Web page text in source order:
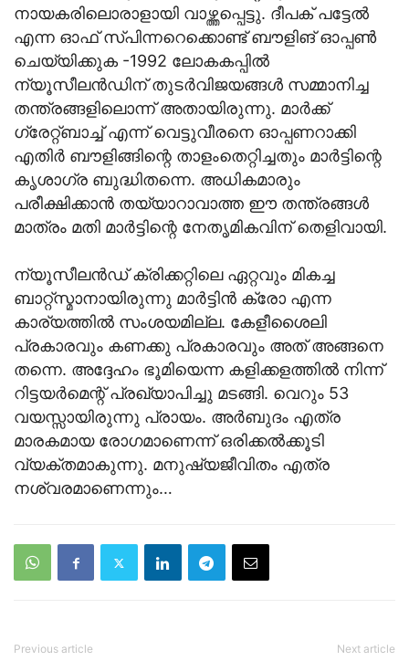
നായകരിലൊരാളായി വാഴ്ത്തപ്പെട്ടു. ദീപക് പട്ടേല്‍
എന്ന ഓഫ് സ്പിന്നറെക്കൊണ്ട് ബൗളിങ് ഓപ്പണ്‍
ചെയ്യിക്കുക -1992 ലോകകപ്പില്‍
ന്യൂസീലന്‍ഡിന് തുടര്‍വിജയങ്ങള്‍ സമ്മാനിച്ച
തന്ത്രങ്ങളിലൊന്ന് അതായിരുന്നു. മാര്‍ക്ക്
ഗ്രേറ്റ്ബാച്ച് എന്ന് വെട്ടുവീരനെ ഓപ്പണറാക്കി
എതിര്‍ ബൗളിങ്ങിന്റെ താളംതെറ്റിച്ചതും മാര്‍ട്ടിന്റെ
കൃശാഗ്ര ബുദ്ധിതന്നെ. അധികമാരും
പരീക്ഷിക്കാന്‍ തയ്യാറാവാത്ത ഈ തന്ത്രങ്ങള്‍
മാത്രം മതി മാര്‍ട്ടിന്റെ നേതൃമികവിന് തെളിവായി.
ന്യൂസീലന്‍ഡ് ക്രിക്കറ്റിലെ ഏറ്റവും മികച്ച
ബാറ്റ്സ്മാനായിരുന്നു മാര്‍ട്ടിന്‍ ക്രോ എന്ന
കാര്യത്തില്‍ സംശയമില്ല. കേളീശൈലി
പ്രകാരവും കണക്കു പ്രകാരവും അത് അങ്ങനെ
തന്നെ. അദ്ദേഹം ഭൂമിയെന്ന കളിക്കളത്തില്‍ നിന്ന്
റിട്ടയര്‍മെന്റ് പ്രഖ്യാപിച്ചു മടങ്ങി. വെറും 53
വയസ്സായിരുന്നു പ്രായം. അര്‍ബുദം എത്ര
മാരകമായ രോഗമാണെന്ന് ഒരിക്കല്‍ക്കൂടി
വ്യക്തമാകുന്നു. മനുഷ്യജീവിതം എത്ര
നശ്വരമാണെന്നും…
Previous article Next article